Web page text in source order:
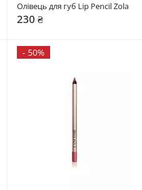
Олівець для губ Lip Pencil Zola
230 ₴
- 50%